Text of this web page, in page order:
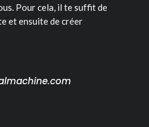
Pour cela, il te suffit de
et ensuite de créer